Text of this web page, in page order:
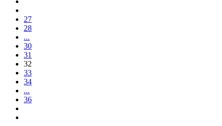
27
28
...
30
31
32
33
34
...
36